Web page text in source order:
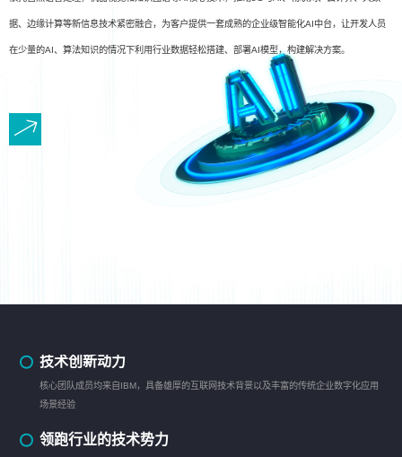
据、边缘计算等新信息技术紧密融合，为客户提供一套成熟的企业级智能化AI中台，让开发人员
在少量的AI、算法知识的情况下利用行业数据轻松搭建、部署AI模型，构建解决方案。
技术创新动力
核心团队成员均来自IBM，具备雄厚的互联网技术背景以及丰富的传统企业数字化应用
场景经验
领跑行业的技术势力